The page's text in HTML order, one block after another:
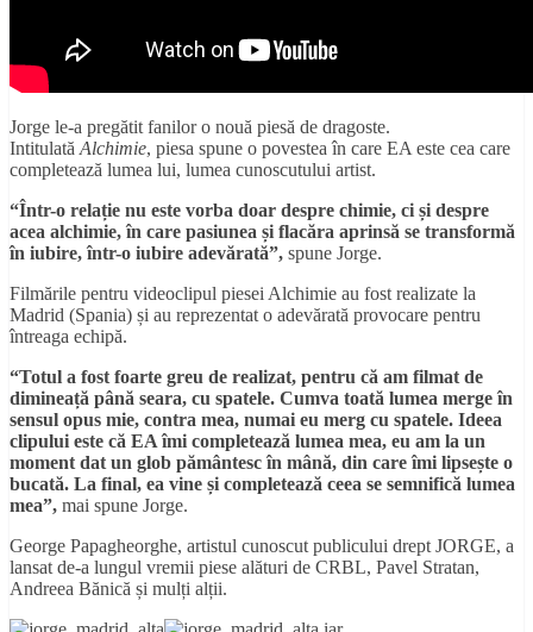
Jorge le-a pregătit fanilor o nouă piesă de dragoste.
Intitulată Alchimie, piesa spune o povestea în care EA este cea care
completează lumea lui, lumea cunoscutului artist.
“Într-o relație nu este vorba doar despre chimie, ci și despre
acea alchimie, în care pasiunea și flacăra aprinsă se transformă
în iubire, într-o iubire adevărată”, spune Jorge.
Filmările pentru videoclipul piesei Alchimie au fost realizate la
Madrid (Spania) și au reprezentat o adevărată provocare pentru
întreaga echipă.
“Totul a fost foarte greu de realizat, pentru că am filmat de
dimineață până seara, cu spatele. Cumva toată lumea merge în
sensul opus mie, contra mea, numai eu merg cu spatele. Ideea
clipului este că EA îmi completează lumea mea, eu am la un
moment dat un glob pământesc în mână, din care îmi lipsește o
bucată. La final, ea vine și completează ceea se semnifică lumea
mea”, mai spune Jorge.
George Papagheorghe, artistul cunoscut publicului drept JORGE, a
lansat de-a lungul vremii piese alături de CRBL, Pavel Stratan,
Andreea Bănică și mulți alții.